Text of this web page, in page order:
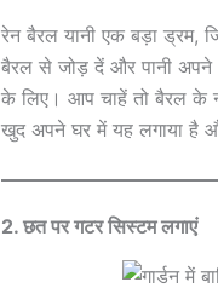
रेन बैरल यानी एक बड़ा ड्रम,
बैरल से जोड़ दें और पानी
के लिए। आप चाहें तो बैरल के
खुद अपने घर में यह लगाया है
2. छत पर गटर सिस्टम लगाएं